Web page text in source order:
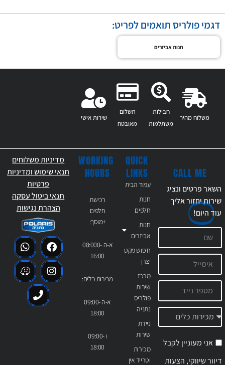
דגמי פולריס תואמים לפריט:
חנות אביזרים
משלוח מהיר
חבילות
משתלמות
תשלום
מאובטח
שירות אישי
QUICK
LINKS
עמוד הבית
חנות
חלפים
חנות
אביזרים
חיפוש מקט
יצרן
מרכז
שירות
פולריס
נתניה
ניידת
שירות
מכירות
וטרייד אין
WORKING
HOURS
רכישת
חלפים
+מוסך:
א-ה 08:000-
16:00
מכירות כלים:
א-ה 09:00-
18:00
ו 09:00-
18:00
CALL ME
השאר פרטים ונציג
שירות יחזור אליך
עודהיום!
אני מעוניין לקבל
דיוור שיווקי, הצעות
מדיניות משלוחים
תנאי שימוש ומדיניות
פרטיות
תנאי ביטול עסקה
הצהרת נגישות